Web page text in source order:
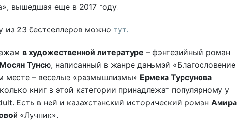
вышедшая еще в 2017 году.
из 23 бестселлеров можно тут.
в художественной литературе – фэнтезийный роман
Мосян Тунсю, написанный в жанре даньмэй «Благословение
месте – веселые «размышлизмы» Ермека Турсунова
книг в этой категории принадлежат популярному у
Есть в ней и казахстанский исторический роман Амира
«Лучник».